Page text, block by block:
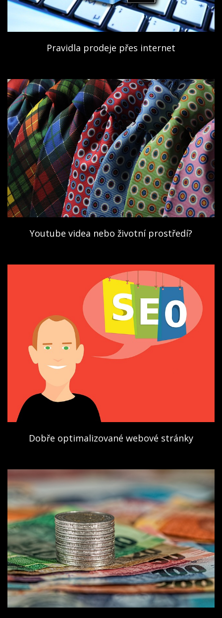
Pravidla prodeje přes internet
Youtube videa nebo životní prostředí?
Dobře optimalizované webové stránky